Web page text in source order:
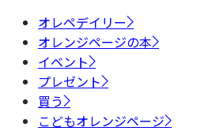
オレペデイリー
オレンジページの本
イベント
プレゼント
買う
こどもオレンジページ